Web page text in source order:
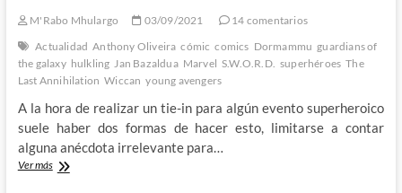
M'Rabo Mhulargo 03/09/2021
14 comentarios
Actualidad Anthony Oliveira cómic comics Dormammu guardians of
the galaxy hulkling Jan Bazaldua Marvel S.W.O.R.D. superhéroes The
Last Annihilation Wiccan young avengers
A la hora de realizar un tie-in para algún evento superheroico
suele haber dos formas de hacer esto, limitarse a contar
alguna anécdota irrelevante para…
Ver másThe